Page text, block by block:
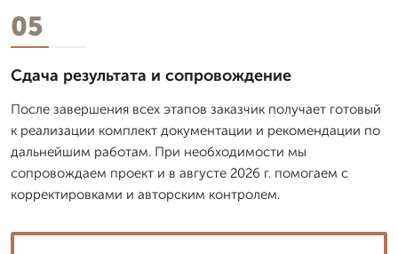
05
Сдача результата и сопровождение
После завершения всех этапов заказчик получает готовый
к реализации комплект документации и рекомендации по
дальнейшим работам. При необходимости мы
сопровождаем проект и в августе 2026 г. помогаем с
корректировками и авторским контролем.